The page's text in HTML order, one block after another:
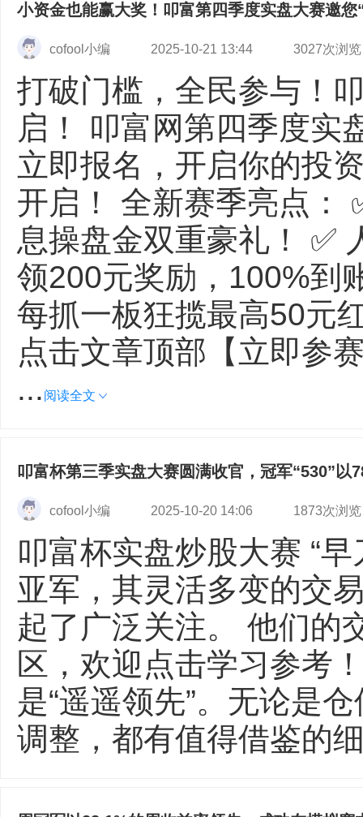
小资金也能赢大奖！叩富第四季度实盘大赛邀您
cofool小编 2025-10-21 13:44 3027次浏览
打破门槛，全民参与！
启！ 叩富网第四季度实
立即报名，开启你的投
开启！ 全新赛季亮点：
息操盘金双重豪礼！ ✅
领200元奖励，100%到
每抓一板狂揽最高50元
点击文章顶部【立即参
... 阅读全文
叩富杯第三季实盘大赛圆满收官，冠军“530”以
cofool小编 2025-10-20 14:06 1873次浏览
叩富杯实盘炒股大赛 “
亚军，其灵活多变的交
起了广泛关注。 他们的
区，欢迎点击学习参考
是“遥遥领先”。无论是
调整，都有值得借鉴的